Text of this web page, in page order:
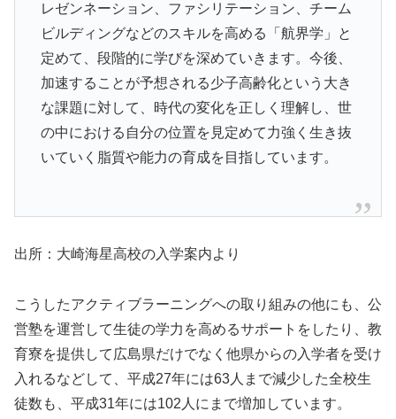
レゼンネーション、ファシリテーション、チーム
ビルディングなどのスキルを高める「航界学」と
定めて、段階的に学びを深めていきます。今後、
加速することが予想される少子高齢化という大き
な課題に対して、時代の変化を正しく理解し、世
の中における自分の位置を見定めて力強く生き抜
いていく脂質や能力の育成を目指しています。
出所：大崎海星高校の入学案内より
こうしたアクティブラーニングへの取り組みの他にも、公
営塾を運営して生徒の学力を高めるサポートをしたり、教
育寮を提供して広島県だけでなく他県からの入学者を受け
入れるなどして、平成27年には63人まで減少した全校生
徒数も、平成31年には102人にまで増加しています。